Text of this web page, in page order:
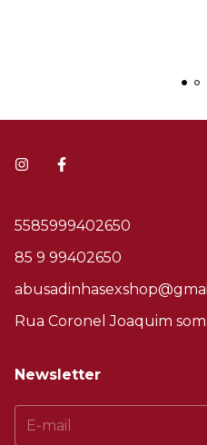
5585999402650
85 9 99402650
Rua Coronel Joaquim
Newsletter